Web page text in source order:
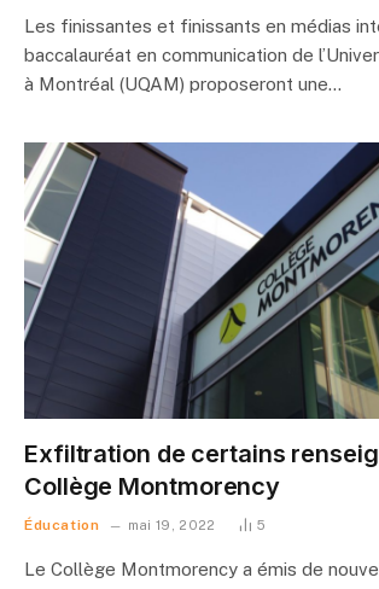
Les finissantes et finissants en médias
baccalauréat en communication de
à Montréal (UQAM) proposeront une…
Exfiltration de certains
Collège Montmorency
Éducation mai 19, 2022 5
Le Collège Montmorency a émis de